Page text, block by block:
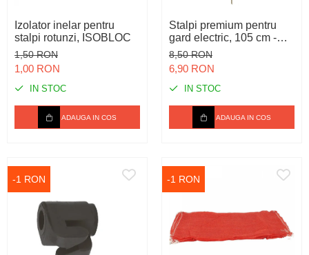
Veterinare
Tamburi fir
Testere
Sisteme fotovoltaice
Ventilatie
Tractare / Carlige auto
Izolator inelar pentru
stalpi rotunzi, ISOBLOC
1,50 RON
1,00 RON
IN STOC
ADAUGA IN COS
Stalpi premium pentru
gard electric, 105 cm -
Rezistent
8,50 RON
6,90 RON
IN STOC
ADAUGA IN COS
-1 RON -1 RON